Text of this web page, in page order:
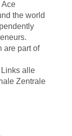
Ace
the world
are part of
alle
Zentrale